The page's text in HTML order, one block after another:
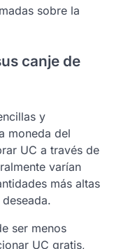
sobre la
canje de
y
moneda del
UC a través de
varían
más altas
ser menos
UC gratis,